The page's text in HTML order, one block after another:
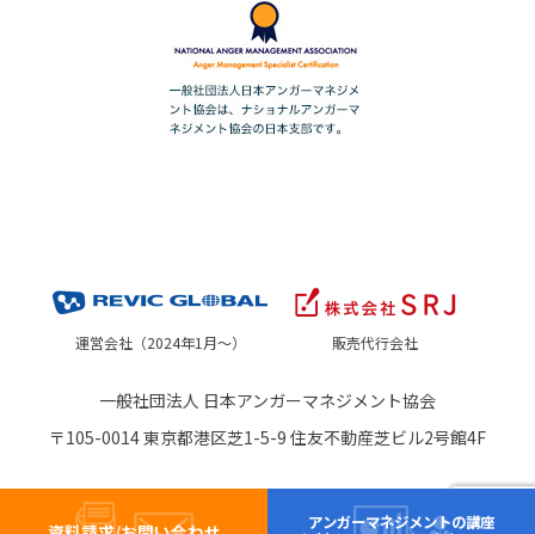
アンガーマネジメントの講座